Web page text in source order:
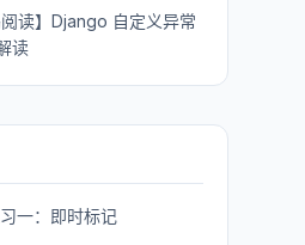
阅读】Django 自定义异常
读
一：即时标记